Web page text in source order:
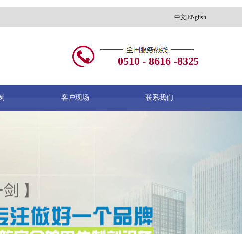
中文 ENglish
0510 - 8616 -8325
客户现场 联系我们